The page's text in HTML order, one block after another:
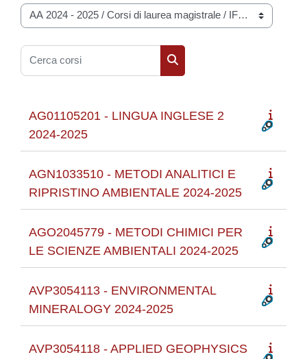
Categorie di corso
Cerca corsi
Cerca corsi
AG01105201 - LINGUA INGLESE 2
2024-2025
AGN1033510 - METODI ANALITICI E
RIPRISTINO AMBIENTALE 2024-2025
AGO2045779 - METODI CHIMICI PER
LE SCIENZE AMBIENTALI 2024-2025
AVP3054113 - ENVIRONMENTAL
MINERALOGY 2024-2025
AVP3054118 - APPLIED GEOPHYSICS